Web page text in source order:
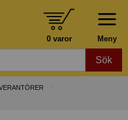
Meny
0 varor
Sök